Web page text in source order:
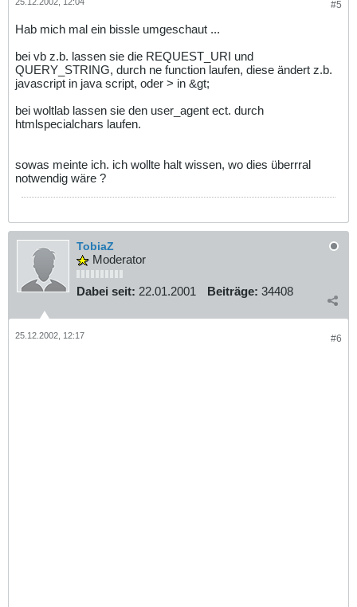
#5
Hab mich mal ein bissle umgeschaut ...
bei vb z.b. lassen sie die REQUEST_URI und
QUERY_STRING, durch ne function laufen, diese ändert z.b.
javascript in java script, oder > in &gt;
bei woltlab lassen sie den user_agent ect. durch
htmlspecialchars laufen.
sowas meinte ich. ich wollte halt wissen, wo dies überrral
notwendig wäre ?
TobiaZ
Moderator
Dabei seit: 22.01.2001 Beiträge: 34408
#6
25.12.2002, 12:17